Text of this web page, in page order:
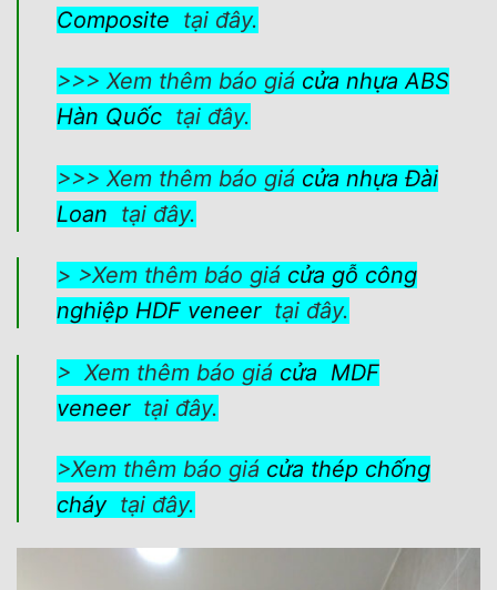
Composite tại đây.
>>> Xem thêm báo giá cửa nhựa ABS
Hàn Quốctại đây.
>>> Xem thêm báo giá cửa nhựa Đài
Loan tại đây.
> >Xem thêm báo giá cửa gỗ công
nghiệp HDF veneertại đây.
> Xem thêm báo giá cửa MDF
veneertại đây.
>Xem thêm báo giá cửa thép chống
cháytại đây.